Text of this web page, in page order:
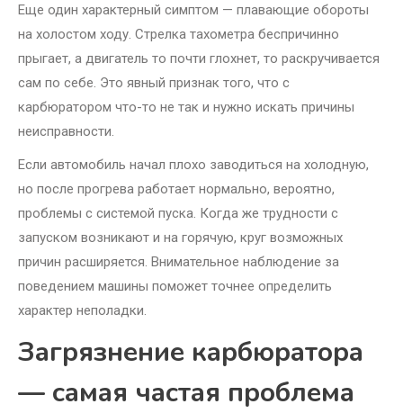
Еще один характерный симптом — плавающие обороты
на холостом ходу. Стрелка тахометра беспричинно
прыгает, а двигатель то почти глохнет, то раскручивается
сам по себе. Это явный признак того, что с
карбюратором что-то не так и нужно искать причины
неисправности.
Если автомобиль начал плохо заводиться на холодную,
но после прогрева работает нормально, вероятно,
проблемы с системой пуска. Когда же трудности с
запуском возникают и на горячую, круг возможных
причин расширяется. Внимательное наблюдение за
поведением машины поможет точнее определить
характер неполадки.
Загрязнение карбюратора
— самая частая проблема